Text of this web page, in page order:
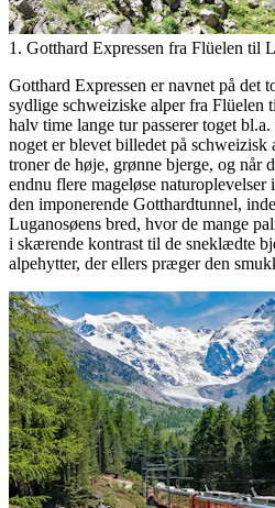
1. Gotthard Expressen fra Flüelen til
Gotthard Expressen er navnet på det
sydlige schweiziske alper fra Flüelen
halv time lange tur passerer toget
noget er blevet billedet på
troner de høje, grønne bjerge, og når
endnu flere mageløse
den imponerende Gotthardtunnel,
Luganosøens bred, hvor de mange
i skærende kontrast til de sneklædte
alpehytter, der ellers præger den